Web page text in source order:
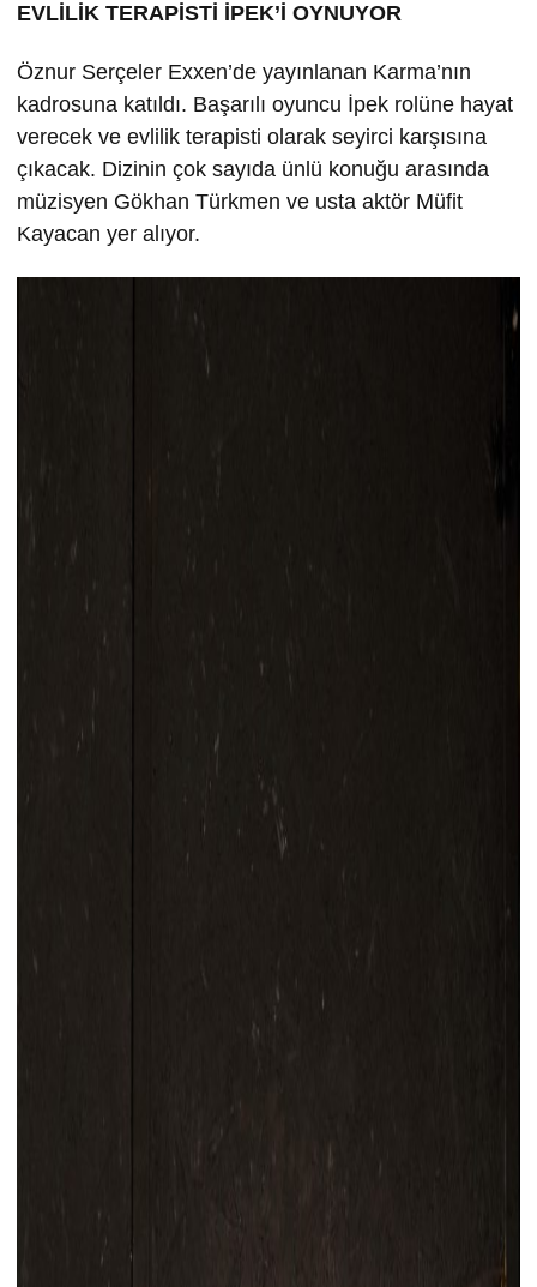
EVLİLİK TERAPİSTİ İPEK’İ OYNUYOR
Öznur Serçeler Exxen’de yayınlanan Karma’nın
kadrosuna katıldı. Başarılı oyuncu İpek rolüne hayat
verecek ve evlilik terapisti olarak seyirci karşısına
çıkacak. Dizinin çok sayıda ünlü konuğu arasında
müzisyen Gökhan Türkmen ve usta aktör Müfit
Kayacan yer alıyor.